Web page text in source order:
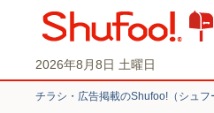
2026年8月8日 土曜日
チラシ・広告掲載のShufoo!（シュフ